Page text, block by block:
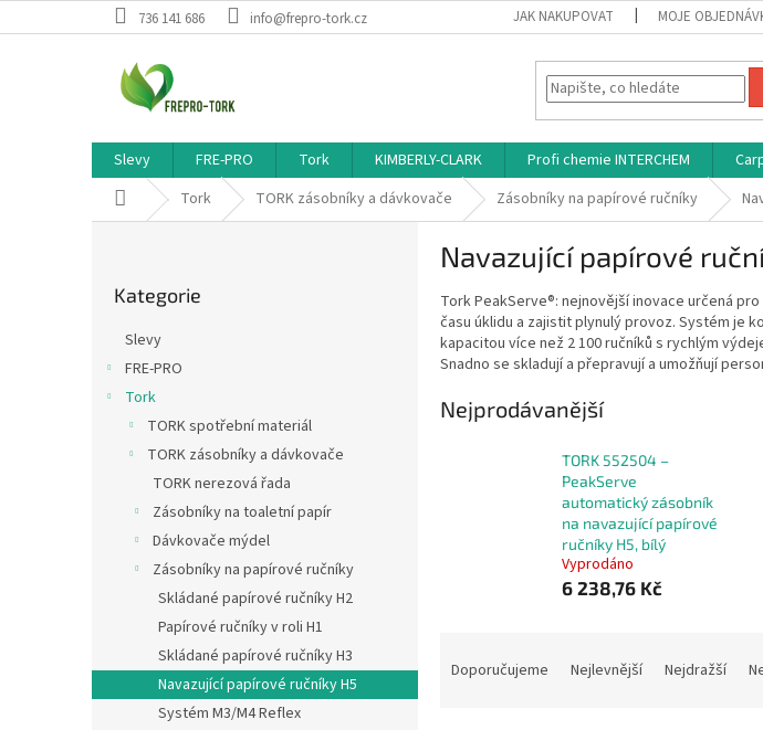
na
736 141 686 info@frepro-tork.cz JAK NAKUPOVAT MOJE
Slevy FRE-PRO Tork KIMBERLY-CLARK Profi chemie INTERCHEM
Domů Tork TORK zásobníky a dávkovače Zásobníky na papírové ručníky
kategorie
Kategorie
Slevy
FRE-PRO
Tork
TORK spotřební materiál
TORK zásobníky a dávkovače
TORK nerezová řada
Zásobníky na toaletní papír
Dávkovače mýdel
Zásobníky na papírové ručníky
Skládané papírové ručníky H2
Papírové ručníky v roli H1
Skládané papírové ručníky H3
Navazující papírové ručníky H5
Systém M3/M4 Reflex
Navazující papírové
Tork PeakServe®: nejnovější inovace určená
času úklidu a zajistit plynulý provoz. Systém je
kapacitou více než 2 100 ručníků s rychlým
Snadno se skladují a přepravují a umožňují
Nejprodávanější
TORK 552504 –
PeakServe
automatický zásobník
na navazující papírové
ručníky H5, bílý
Vyprodáno
6 238,76 Kč
Doporučujeme Nejlevnější Nejdražší